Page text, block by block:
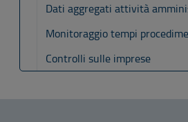
Dati aggregati attività
Monitoraggio tempi
Controlli sulle imprese